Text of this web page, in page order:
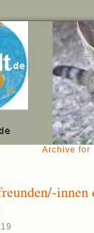
Archive for
innen